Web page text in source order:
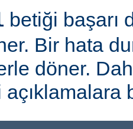
betiği başarı
Bir hata
döner.